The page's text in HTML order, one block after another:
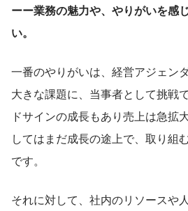
ーー業務の魅力や、やりがいを感
い。
一番のやりがいは、経営アジェン
大きな課題に、当事者として挑戦
ドサインの成長もあり売上は急拡
してはまだ成長の途上で、取り組
です。
それに対して、社内のリソースや